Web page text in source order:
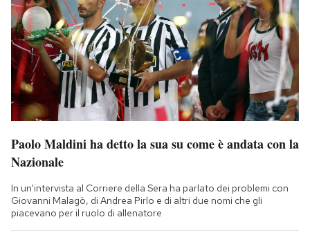
Paolo Maldini ha detto la sua su come è andata con la
Nazionale
In un'intervista al Corriere della Sera ha parlato dei problemi con
Giovanni Malagò, di Andrea Pirlo e di altri due nomi che gli
piacevano per il ruolo di allenatore